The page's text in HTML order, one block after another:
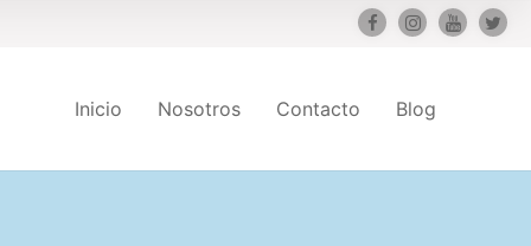
Inicio Nosotros Contacto Blog